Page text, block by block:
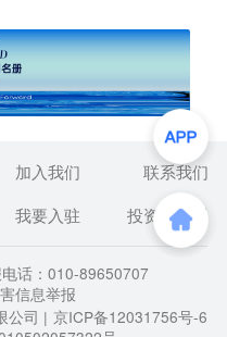
加入我们
联系我们
我要入驻 投资者关系
话：010-89650707
信息举报
公司 | 京ICP备12031756号-6